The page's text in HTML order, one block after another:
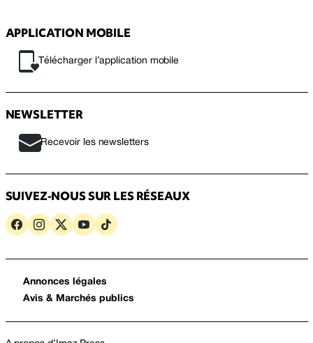
APPLICATION MOBILE
Télécharger l’application mobile
NEWSLETTER
Recevoir les newsletters
SUIVEZ-NOUS SUR LES RÉSEAUX
Annonces légales
Avis & Marchés publics